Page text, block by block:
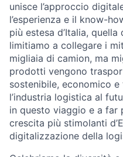
unisce l’approccio
l’esperienza e il know-
più estesa d’Italia,
limitiamo a collegare i
migliaia di camion, ma
prodotti vengono
sostenibile, economico
l’industria logistica al
in questo viaggio e a far
crescita più stimolanti
digitalizzazione della